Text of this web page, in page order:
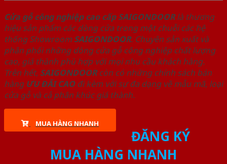
Cửa gỗ công nghiệp cao cấp SAIGONDOORlà thương
hiệu sản phẩm các dòng cửa trong một chuỗi các hệ
thống Showroom SAIGONDOOR. Chuyên sản xuất và
phân phối những dòng cửa gỗ công nghiệp chất lượng
cao, giá thành phù hợp với mọi nhu cầu khách hàng.
Trên hết, SAIGONDOORcòn có những chính sách bán
hàng ƯU ĐÃI CAOđi kèm với sự đa dạng về mẫu mã, loại
cửa gỗ và cả phân khúc giá thành.
MUA HÀNG NHANH
ĐĂNG KÝ
MUA HÀNG NHANH